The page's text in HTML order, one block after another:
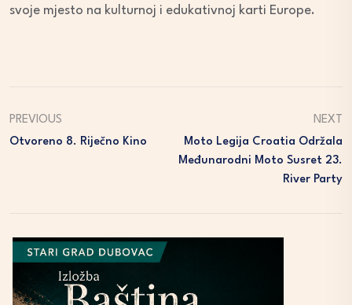
svoje mjesto na kulturnoj i edukativnoj karti Europe.
PREVIOUS
Otvoreno 8. Riječno Kino
NEXT
Moto Legija Croatia Održala
Međunarodni Moto Susret 23.
River Party